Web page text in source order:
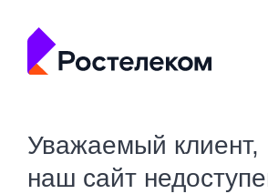
Уважаемый клиент,
наш сайт